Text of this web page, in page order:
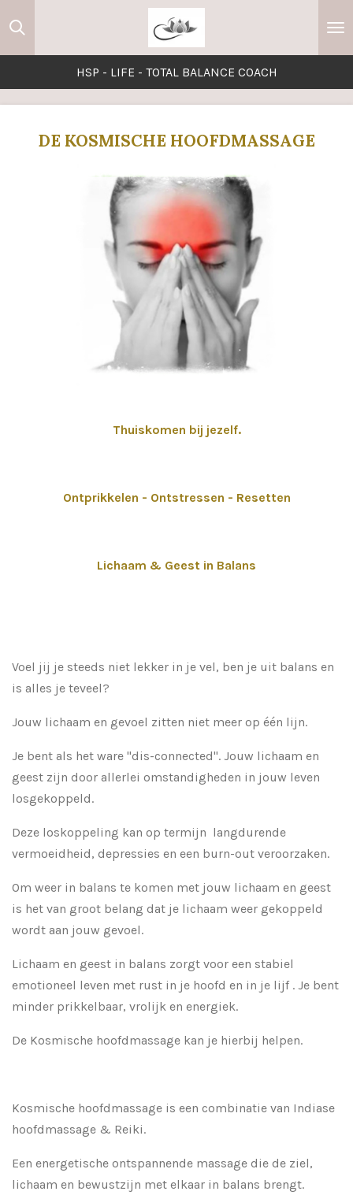
Ga
direct
hoofdinhoud
HSP - LIFE - TOTAL BALANCE COACH
DE KOSMISCHE HOOFDMASSAGE
Thuiskomen bij jezelf.
Ontprikkelen - Ontstressen - Resetten
Lichaam & Geest in Balans
Voel jij je steeds niet lekker in je vel, ben je uit balans en
is alles je teveel?
Jouw lichaam en gevoel zitten niet meer op één lijn.
Je bent als het ware "dis-connected". Jouw lichaam en
geest zijn door allerlei omstandigheden in jouw leven
losgekoppeld.
Deze loskoppeling kan op termijn langdurende
vermoeidheid, depressies en een burn-out veroorzaken.
Om weer in balans te komen met jouw lichaam en geest
is het van groot belang dat je lichaam weer gekoppeld
wordt aan jouw gevoel.
Lichaam en geest in balans zorgt voor een stabiel
emotioneel leven met rust in je hoofd en in je lijf . Je bent
minder prikkelbaar, vrolijk en energiek.
De Kosmische hoofdmassage kan je hierbij helpen.
Kosmische hoofdmassage is een combinatie van Indiase
hoofdmassage & Reiki.
Een energetische ontspannende massage die de ziel,
lichaam en bewustzijn met elkaar in balans brengt.